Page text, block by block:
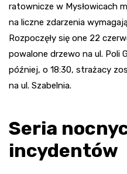
ratownicze w Mysłowicach
na liczne zdarzenia
Rozpoczęły się one 22
powalone drzewo na ul. Poli
później, o 18:30, strażacy
na ul. Szabelnia.
Seria
incydentów